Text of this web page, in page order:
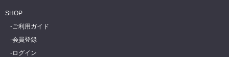
SHOP
ご利用ガイド
会員登録
ログイン